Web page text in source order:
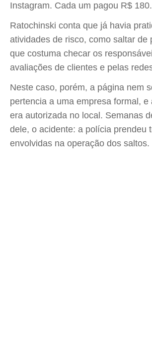
Instagram. Cada um pagou R$ 180.
Ratochinski conta que já havia
atividades de risco, como saltar de
que costuma checar os
avaliações de clientes e pelas
Neste caso, porém, a página nem
pertencia a uma empresa formal, e
era autorizada no local. Semanas
dele, o acidente: a polícia prendeu
envolvidas na operação dos saltos.